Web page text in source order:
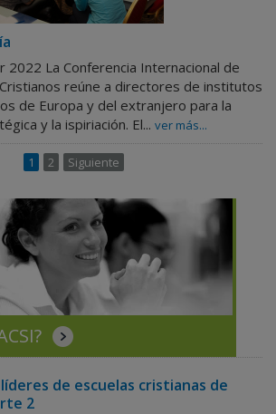
2022 La Conferencia Internacional de
reúne a directores de institutos
de Europa y del extranjero para la
y la ispiriación. El... ver más...
1 2 Siguiente
de escuelas cristianas de
2